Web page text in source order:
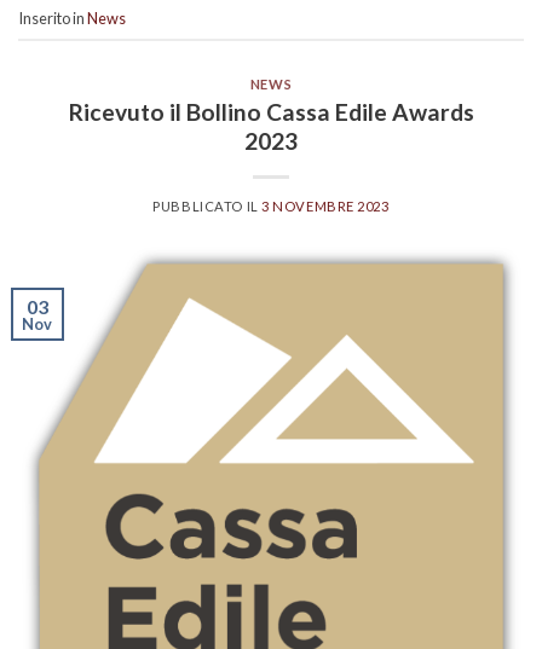
Inserito inNews
NEWS
Ricevuto il Bollino Cassa Edile Awards
2023
PUBBLICATO IL3 NOVEMBRE 2023
03
Nov